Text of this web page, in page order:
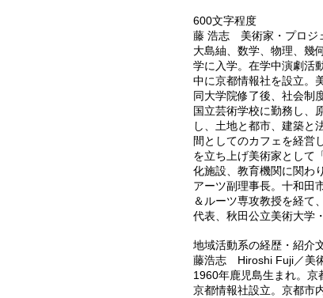
600文字程度
藤 浩志 美術家・プロジ
大島紬、数学、物理、幾
学に入学。在学中演劇活
中に京都情報社を設立。
同大学院修了後、社会制
国立芸術学校に勤務し、
し、土地と都市、建築と
間としてのカフェを経営
を立ち上げ美術家として
化施設、教育機関に関わ
アーツ副理事長。十和田
＆ルーツ専攻教授を経て
代表、秋田公立美術大学
地域活動系の経歴・紹介
藤浩志 Hiroshi Fuji／美
1960年鹿児島生まれ。京
京都情報社設立。京都市